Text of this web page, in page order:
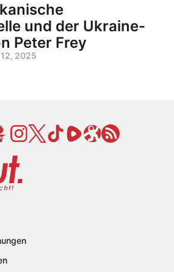
und der Ukraine-
Peter Frey
2025